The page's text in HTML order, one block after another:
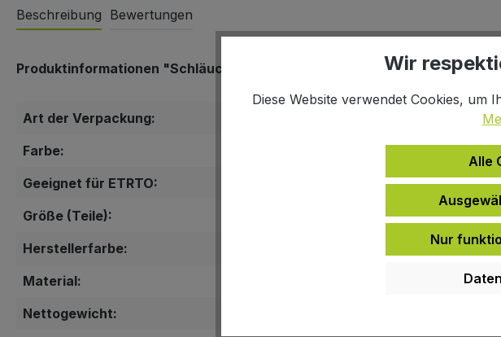
Beschreibung Bewertungen
Produktinformationen "Schläuche Schwalbe NR. 13"
Art der Verpackung:
Farbe:
Geeignet für ETRTO:
Größe (Teile):
Herstellerfarbe:
Material:
Nettogewicht:
Wir
Diese Website verwendet Cookies, um
Alle
Nur